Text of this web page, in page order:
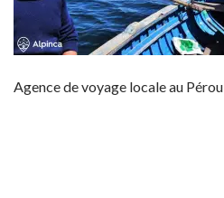
Agence de voyage locale au Pérou